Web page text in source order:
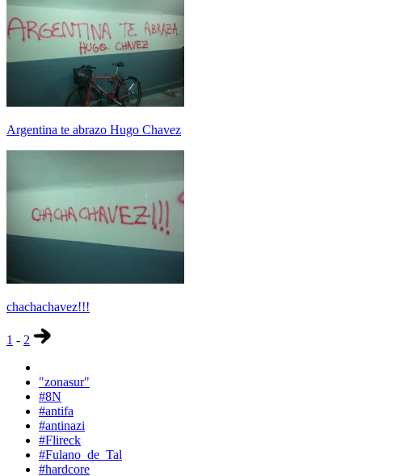
Argentina te abrazo Hugo Chavez
chachachavez!!!
1 - 2
"zonasur"
#8N
#antifa
#antinazi
#Flireck
#Fulano_de_Tal
#hardcore